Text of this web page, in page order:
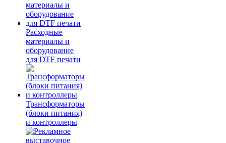
Расходные
материалы и
оборудование
для DTF печати
Трансформаторы
(блоки питания)
и контроллеры